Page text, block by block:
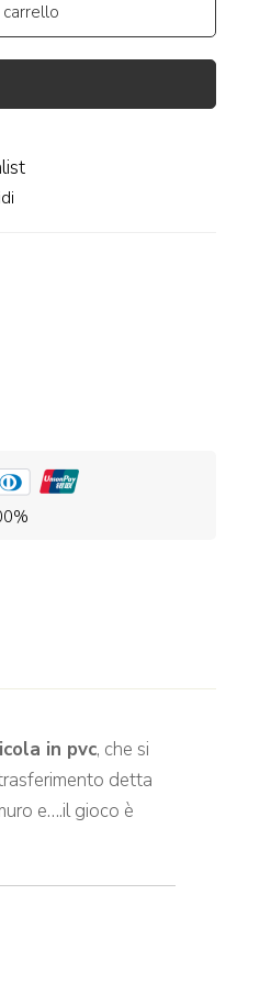
in pvc, che si
detta
e….il gioco è